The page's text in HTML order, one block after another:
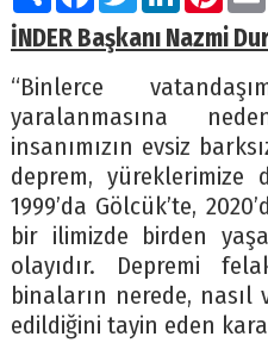
İNDER Başkanı Nazmi
“Binlerce
yaralanmasına
insanımızın evsiz
deprem,
1999’da Gölcük’te,
bir ilimizde birden
olayıdır. Depremi
binaların nerede,
edildiğini tayin eden